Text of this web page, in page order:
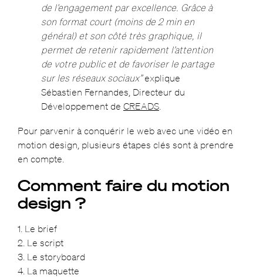
de l’engagement par excellence. Grâce à
son format court (moins de 2 min en
général) et son côté très graphique, il
permet de retenir rapidement l’attention
de votre public et de favoriser le partage
sur les réseaux sociaux”explique
Sébastien Fernandes, Directeur du
Développement de CREADS.
Pour parvenir à conquérir le web avec une vidéo en
motion design, plusieurs étapes clés sont à prendre
en compte.
Comment faire du motion
design ?
1. Le brief
2. Le script
3. Le storyboard
4. La maquette